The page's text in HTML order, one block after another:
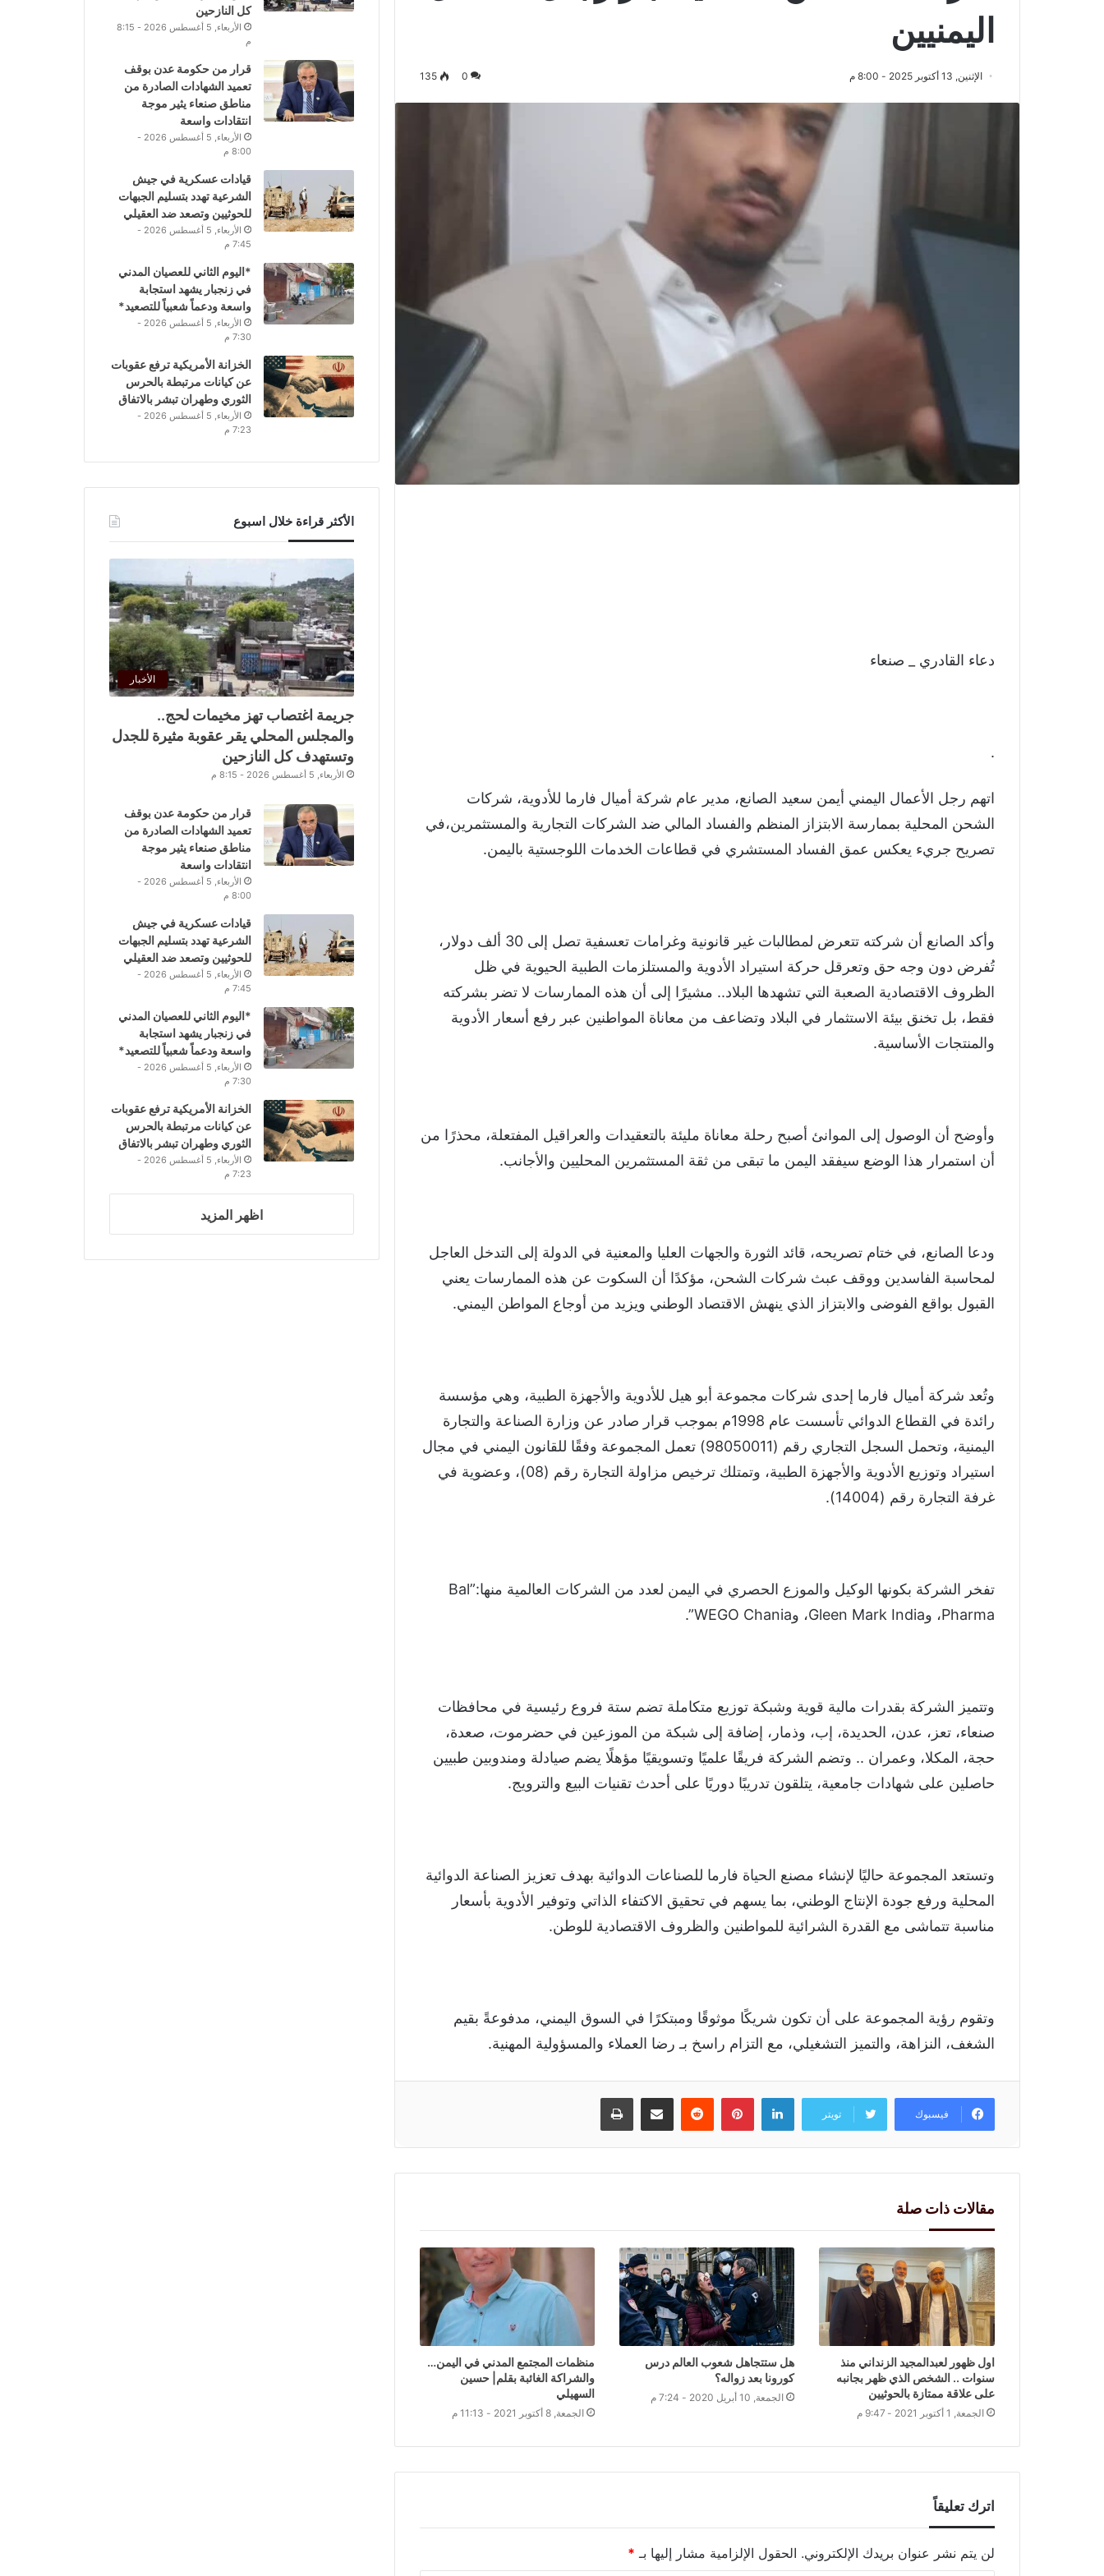
اليمنيين
الإثنين, 13 أكتوبر 2025 - 8:00 م 0
135
دعاء القادري _ صنعاء
.
اتهم رجل الأعمال اليمني أيمن سعيد الصانع، مدير عام شركة أميال فارما للأدوية، شركات
الشحن المحلية بممارسة الابتزاز المنظم والفساد المالي ضد الشركات التجارية والمستثمرين،في
تصريح جريء يعكس عمق الفساد المستشري في قطاعات الخدمات اللوجستية باليمن.
وأكد الصانع أن شركته تتعرض لمطالبات غير قانونية وغرامات تعسفية تصل إلى 30 ألف دولار،
تُفرض دون وجه حق وتعرقل حركة استيراد الأدوية والمستلزمات الطبية الحيوية في ظل
الظروف الاقتصادية الصعبة التي تشهدها البلاد.. مشيرًا إلى أن هذه الممارسات لا تضر بشركته
فقط، بل تخنق بيئة الاستثمار في البلاد وتضاعف من معاناة المواطنين عبر رفع أسعار الأدوية
والمنتجات الأساسية.
وأوضح أن الوصول إلى الموانئ أصبح رحلة معاناة مليئة بالتعقيدات والعراقيل المفتعلة، محذرًا من
أن استمرار هذا الوضع سيفقد اليمن ما تبقى من ثقة المستثمرين المحليين والأجانب.
ودعا الصانع، في ختام تصريحه، قائد الثورة والجهات العليا والمعنية في الدولة إلى التدخل العاجل
لمحاسبة الفاسدين ووقف عبث شركات الشحن، مؤكدًا أن السكوت عن هذه الممارسات يعني
القبول بواقع الفوضى والابتزاز الذي ينهش الاقتصاد الوطني ويزيد من أوجاع المواطن اليمني.
وتُعد شركة أميال فارما إحدى شركات مجموعة أبو هيل للأدوية والأجهزة الطبية، وهي مؤسسة
رائدة في القطاع الدوائي تأسست عام 1998م بموجب قرار صادر عن وزارة الصناعة والتجارة
اليمنية، وتحمل السجل التجاري رقم (98050011) تعمل المجموعة وفقًا للقانون اليمني في مجال
استيراد وتوزيع الأدوية والأجهزة الطبية، وتمتلك ترخيص مزاولة التجارة رقم (08)، وعضوية في
غرفة التجارة رقم (14004).
تفخر الشركة بكونها الوكيل والموزع الحصري في اليمن لعدد من الشركات العالمية منها:”Bal
Pharma، وGleen Mark India، وWEGO Chania”.
وتتميز الشركة بقدرات مالية قوية وشبكة توزيع متكاملة تضم ستة فروع رئيسية في محافظات
صنعاء، تعز، عدن، الحديدة، إب، وذمار، إضافة إلى شبكة من الموزعين في حضرموت، صعدة،
حجة، المكلا، وعمران .. وتضم الشركة فريقًا علميًا وتسويقيًا مؤهلًا يضم صيادلة ومندوبين طبيين
حاصلين على شهادات جامعية، يتلقون تدريبًا دوريًا على أحدث تقنيات البيع والترويج.
وتستعد المجموعة حاليًا لإنشاء مصنع الحياة فارما للصناعات الدوائية بهدف تعزيز الصناعة الدوائية
المحلية ورفع جودة الإنتاج الوطني، بما يسهم في تحقيق الاكتفاء الذاتي وتوفير الأدوية بأسعار
مناسبة تتماشى مع القدرة الشرائية للمواطنين والظروف الاقتصادية للوطن.
وتقوم رؤية المجموعة على أن تكون شريكًا موثوقًا ومبتكرًا في السوق اليمني، مدفوعةً بقيم
الشغف، النزاهة، والتميز التشغيلي، مع التزام راسخ بـ رضا العملاء والمسؤولية المهنية.
فيسبوك تويتر
لينكدإنبينتيريست
‏Reddit مشاركة عبر البريد طباعة
مقالات ذات صلة
اول ظهور لعبدالمجيد الزنداني منذ
سنوات .. الشخص الذي ظهر بجانبه
على علاقة ممتازة بالحوثيين
الجمعة, 1 أكتوبر 2021 - 9:47 م
هل ستتجاهل شعوب العالم درس
كورونا بعد زواله؟
الجمعة, 10 أبريل 2020 - 7:24 م
منظمات المجتمع المدني في اليمن…
والشراكة الغائبة بقلم| حسين
السهيلي
الجمعة, 8 أكتوبر 2021 - 11:13 م
اترك تعليقاً
لن يتم نشر عنوان بريدك الإلكتروني. الحقول الإلزامية مشار إليها بـ *
كل النازحين
الأربعاء, 5 أغسطس 2026 - 8:15
م
قرار من حكومة عدن بوقف
تعميد الشهادات الصادرة من
مناطق صنعاء يثير موجة
انتقادات واسعة
الأربعاء, 5 أغسطس 2026 -
8:00 م
قيادات عسكرية في جيش
الشرعية تهدد بتسليم الجبهات
للحوثيين وتصعد ضد العقيلي
الأربعاء, 5 أغسطس 2026 -
7:45 م
*اليوم الثاني للعصيان المدني
في زنجبار يشهد استجابة
واسعة ودعماً شعبياً للتصعيد*
الأربعاء, 5 أغسطس 2026 -
7:30 م
الخزانة الأمريكية ترفع عقوبات
عن كيانات مرتبطة بالحرس
الثوري وطهران تبشر بالاتفاق
الأربعاء, 5 أغسطس 2026 -
7:23 م
الأكثر قراءة خلال اسبوع
الأخبار
جريمة اغتصاب تهز مخيمات لحج..
والمجلس المحلي يقر عقوبة مثيرة للجدل
وتستهدف كل النازحين
الأربعاء, 5 أغسطس 2026 - 8:15 م
قرار من حكومة عدن بوقف
تعميد الشهادات الصادرة من
مناطق صنعاء يثير موجة
انتقادات واسعة
الأربعاء, 5 أغسطس 2026 -
8:00 م
قيادات عسكرية في جيش
الشرعية تهدد بتسليم الجبهات
للحوثيين وتصعد ضد العقيلي
الأربعاء, 5 أغسطس 2026 -
7:45 م
*اليوم الثاني للعصيان المدني
في زنجبار يشهد استجابة
واسعة ودعماً شعبياً للتصعيد*
الأربعاء, 5 أغسطس 2026 -
7:30 م
الخزانة الأمريكية ترفع عقوبات
عن كيانات مرتبطة بالحرس
الثوري وطهران تبشر بالاتفاق
الأربعاء, 5 أغسطس 2026 -
7:23 م
اظهر المزيد